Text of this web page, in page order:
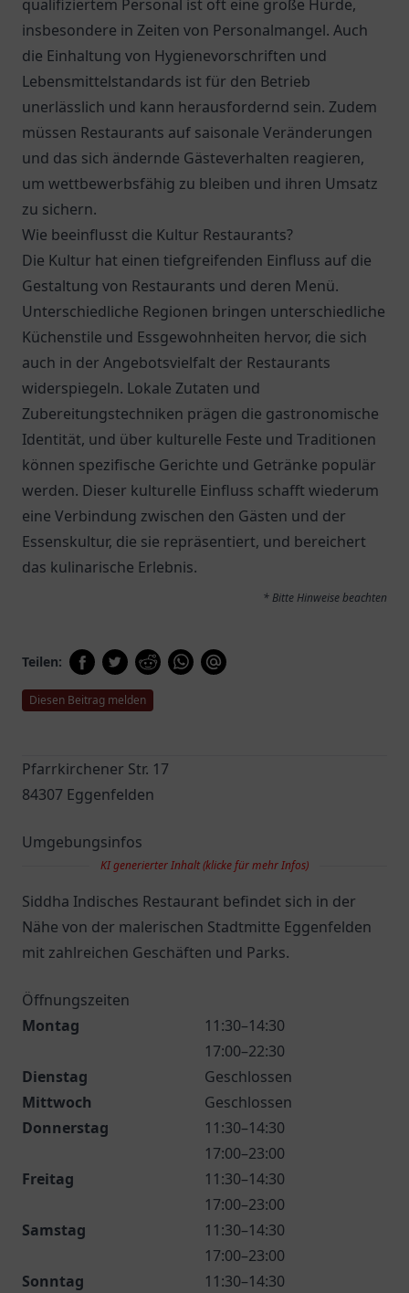
qualifiziertem Personal ist oft eine große Hürde,
insbesondere in Zeiten von Personalmangel. Auch
die Einhaltung von Hygienevorschriften und
Lebensmittelstandards ist für den Betrieb
unerlässlich und kann herausfordernd sein. Zudem
müssen Restaurants auf saisonale Veränderungen
und das sich ändernde Gästeverhalten reagieren,
um wettbewerbsfähig zu bleiben und ihren Umsatz
zu sichern.
Wie beeinflusst die Kultur Restaurants?
Die Kultur hat einen tiefgreifenden Einfluss auf die
Gestaltung von Restaurants und deren Menü.
Unterschiedliche Regionen bringen unterschiedliche
Küchenstile und Essgewohnheiten hervor, die sich
auch in der Angebotsvielfalt der Restaurants
widerspiegeln. Lokale Zutaten und
Zubereitungstechniken prägen die gastronomische
Identität, und über kulturelle Feste und Traditionen
können spezifische Gerichte und Getränke populär
werden. Dieser kulturelle Einfluss schafft wiederum
eine Verbindung zwischen den Gästen und der
Essenskultur, die sie repräsentiert, und bereichert
das kulinarische Erlebnis.
* Bitte Hinweise beachten
Teilen:
Diesen Beitrag melden
Pfarrkirchener Str. 17
84307 Eggenfelden
Umgebungsinfos
KI generierter Inhalt (klicke für mehr Infos)
Siddha Indisches Restaurant befindet sich in der
Nähe von der malerischen Stadtmitte Eggenfelden
mit zahlreichen Geschäften und Parks.
Öffnungszeiten
Montag
11:30–14:30
17:00–22:30
Dienstag
Geschlossen
Mittwoch
Geschlossen
Donnerstag
11:30–14:30
17:00–23:00
Freitag
11:30–14:30
17:00–23:00
Samstag
11:30–14:30
17:00–23:00
Sonntag
11:30–14:30